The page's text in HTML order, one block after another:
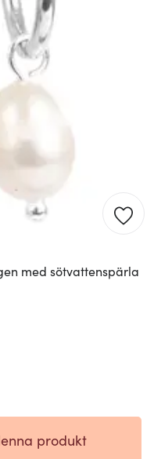
med sötvattenspärla
produkt